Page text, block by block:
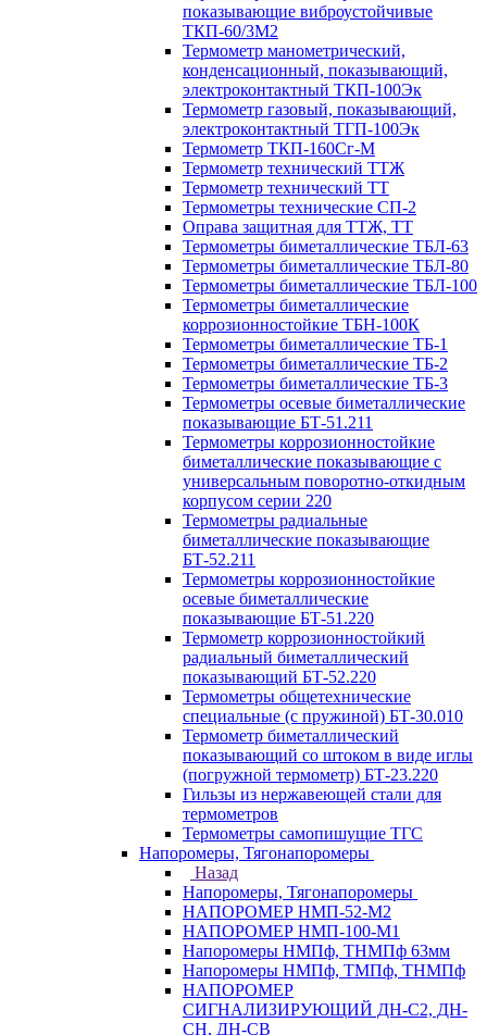
показывающие виброустойчивые
ТКП-60/3М2
Термометр манометрический,
конденсационный, показывающий,
электроконтактный ТКП-100Эк
Термометр газовый, показывающий,
электроконтактный ТГП-100Эк
Термометр ТКП-160Сг-М
Термометр технический ТТЖ
Термометр технический ТТ
Термометры технические СП-2
Оправа защитная для ТТЖ, ТТ
Термометры биметаллические ТБЛ-63
Термометры биметаллические ТБЛ-80
Термометры биметаллические ТБЛ-100
Термометры биметаллические
коррозионностойкие ТБН-100К
Термометры биметаллические ТБ-1
Термометры биметаллические ТБ-2
Термометры биметаллические ТБ-3
Термометры осевые биметаллические
показывающие БТ-51.211
Термометры коррозионностойкие
биметаллические показывающие с
универсальным поворотно-откидным
корпусом серии 220
Термометры радиальные
биметаллические показывающие
БТ-52.211
Термометры коррозионностойкие
осевые биметаллические
показывающие БТ-51.220
Термометр коррозионностойкий
радиальный биметаллический
показывающий БТ-52.220
Термометры общетехнические
специальные (с пружиной) БТ-30.010
Термометр биметаллический
показывающий со штоком в виде иглы
(погружной термометр) БТ-23.220
Гильзы из нержавеющей стали для
термометров
Термометры самопишущие ТГС
Напоромеры, Тягонапоромеры
Назад
Напоромеры, Тягонапоромеры
НАПОРОМЕР НМП-52-М2
НАПОРОМЕР НМП-100-М1
Напоромеры НМПф, ТНМПф 63мм
Напоромеры НМПф, ТМПф, ТНМПф
НАПОРОМЕР
СИГНАЛИЗИРУЮЩИЙ ДН-С2, ДН-
СН, ДН-СВ